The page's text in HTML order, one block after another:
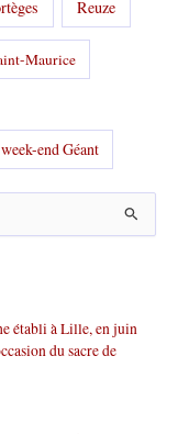
Reuze
Maurice
week-end Géant
établi à Lille, en juin
du sacre de